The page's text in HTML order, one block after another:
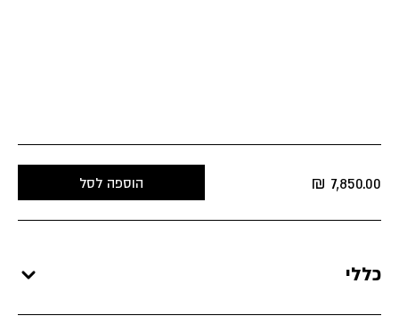
הוספה לסל 7,850.00
₪
כללי